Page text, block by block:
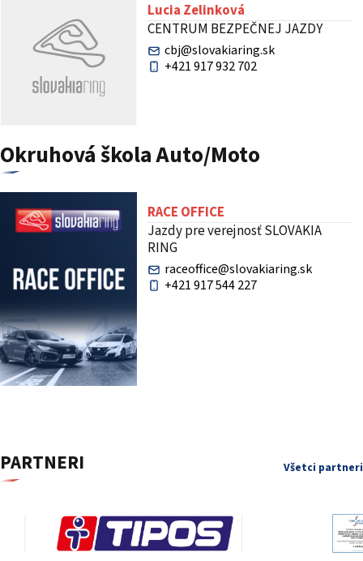
Lucia Zelinková
CENTRUM BEZPEČNEJ JAZDY
cbj@slovakiaring.sk
+421 917 932 702
Okruhová škola Auto/Moto
RACE OFFICE
Jazdy pre verejnosť SLOVAKIA
RING
raceoffice@slovakiaring.sk
+421 917 544 227
PARTNERI Všetci partneri